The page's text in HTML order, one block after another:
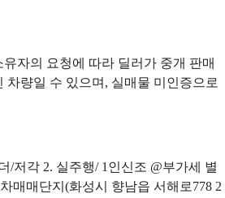
자의 요청에 따라 딜러가 중개 판매
차량일 수 있으며, 실매물 미인증으로
/저각 2. 실주행/ 1인신조 @부가세 별
매매단지(화성시 향남읍 서해로778 2